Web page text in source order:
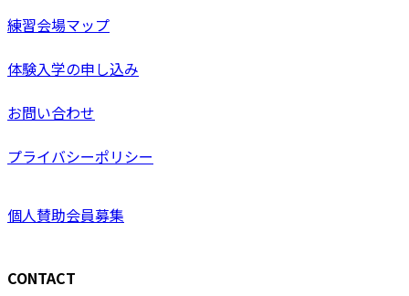
練習会場マップ
体験入学の申し込み
お問い合わせ
プライバシーポリシー
個人賛助会員募集
CONTACT